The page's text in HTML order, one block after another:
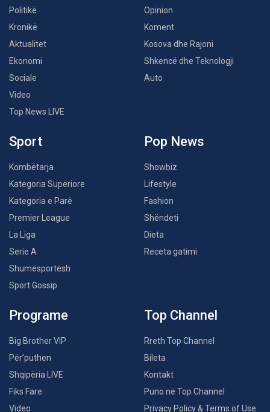
Politikë
Kronikë
Aktualitet
Ekonomi
Sociale
Video
Top News LIVE
Opinion
Koment
Kosova dhe Rajoni
Shkencë dhe Teknologji
Auto
Sport
Kombëtarja
Kategoria Superiore
Kategoria e Parë
Premier League
La Liga
Serie A
Shumësportësh
Sport Gossip
Pop News
Showbiz
Lifestyle
Fashion
Shëndeti
Dieta
Receta gatimi
Programe
Big Brother VIP
Për’puthen
Shqipëria LIVE
Fiks Fare
Video
Top Channel
Rreth Top Channel
Bileta
Kontakt
Puno në Top Channel
Privacy Policy & Terms of Use